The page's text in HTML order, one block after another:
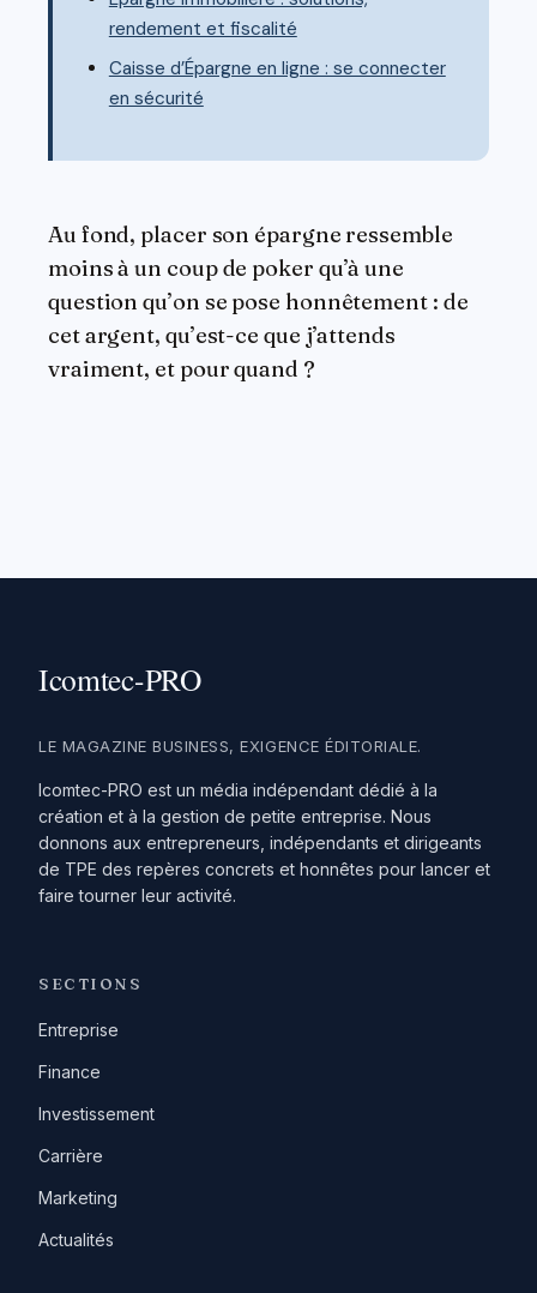
rendement et fiscalité
Caisse d’Épargne en ligne : se connecter
en sécurité
Au fond, placer son épargne ressemble
moins à un coup de poker qu’à une
question qu’on se pose honnêtement : de
cet argent, qu’est-ce que j’attends
vraiment, et pour quand ?
LE MAGAZINE BUSINESS, EXIGENCE ÉDITORIALE.
Icomtec-PRO est un média indépendant dédié à la
création et à la gestion de petite entreprise. Nous
donnons aux entrepreneurs, indépendants et dirigeants
de TPE des repères concrets et honnêtes pour lancer et
faire tourner leur activité.
SECTIONS
Entreprise
Finance
Investissement
Carrière
Marketing
Actualités